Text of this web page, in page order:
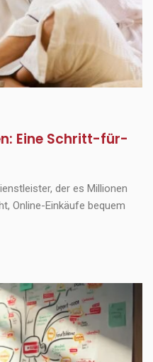
Eine Schritt-für-
der es Millionen
Online-Einkäufe bequem